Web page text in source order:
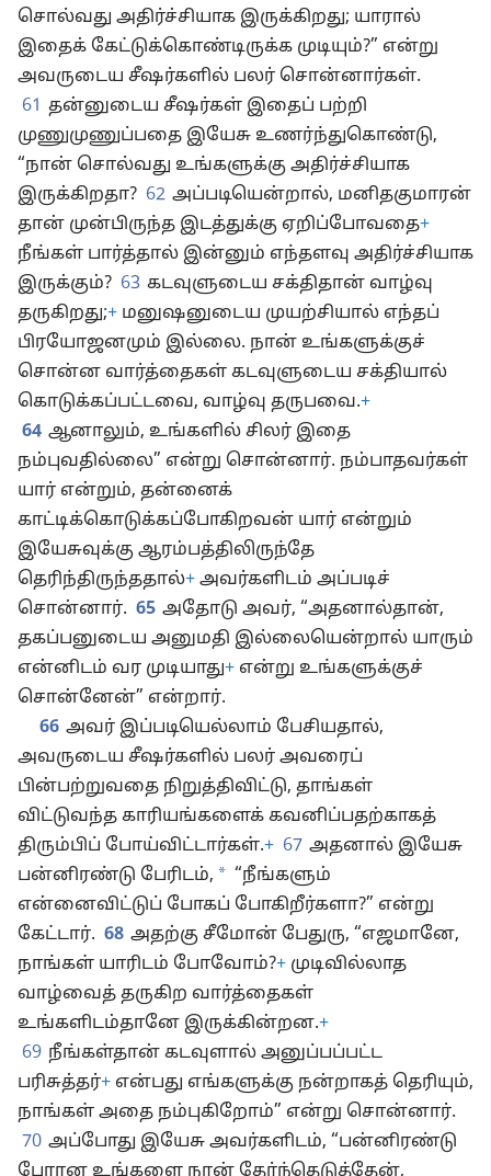
சொல்வது அதிர்ச்சியாக இருக்கிறது; யாரால்
இதைக் கேட்டுக்கொண்டிருக்க முடியும்?” என்று
அவருடைய சீஷர்களில் பலர் சொன்னார்கள்.
61 தன்னுடைய சீஷர்கள் இதைப் பற்றி
முணுமுணுப்பதை இயேசு உணர்ந்துகொண்டு,
“நான் சொல்வது உங்களுக்கு அதிர்ச்சியாக
இருக்கிறதா? 62 அப்படியென்றால், மனிதகுமாரன்
தான் முன்பிருந்த இடத்துக்கு ஏறிப்போவதை+
நீங்கள் பார்த்தால் இன்னும் எந்தளவு அதிர்ச்சியாக
இருக்கும்? 63 கடவுளுடைய சக்திதான் வாழ்வு
தருகிறது;+ மனுஷனுடைய முயற்சியால் எந்தப்
பிரயோஜனமும் இல்லை. நான் உங்களுக்குச்
சொன்ன வார்த்தைகள் கடவுளுடைய சக்தியால்
கொடுக்கப்பட்டவை, வாழ்வு தருபவை.+
64 ஆனாலும், உங்களில் சிலர் இதை
நம்புவதில்லை” என்று சொன்னார். நம்பாதவர்கள்
யார் என்றும், தன்னைக்
காட்டிக்கொடுக்கப்போகிறவன் யார் என்றும்
இயேசுவுக்கு ஆரம்பத்திலிருந்தே
தெரிந்திருந்ததால்+ அவர்களிடம் அப்படிச்
சொன்னார். 65 அதோடு அவர், “அதனால்தான்,
தகப்பனுடைய அனுமதி இல்லையென்றால் யாரும்
என்னிடம் வர முடியாது+ என்று உங்களுக்குச்
சொன்னேன்” என்றார்.
66 அவர் இப்படியெல்லாம் பேசியதால்,
அவருடைய சீஷர்களில் பலர் அவரைப்
பின்பற்றுவதை நிறுத்திவிட்டு, தாங்கள்
விட்டுவந்த காரியங்களைக் கவனிப்பதற்காகத்
திரும்பிப் போய்விட்டார்கள்.+ 67 அதனால் இயேசு
பன்னிரண்டு பேரிடம், * “நீங்களும்
என்னைவிட்டுப் போகப் போகிறீர்களா?” என்று
கேட்டார். 68 அதற்கு சீமோன் பேதுரு, “எஜமானே,
நாங்கள் யாரிடம் போவோம்?+ முடிவில்லாத
வாழ்வைத் தருகிற வார்த்தைகள்
உங்களிடம்தானே இருக்கின்றன.+
69 நீங்கள்தான் கடவுளால் அனுப்பப்பட்ட
பரிசுத்தர்+ என்பது எங்களுக்கு நன்றாகத் தெரியும்,
நாங்கள் அதை நம்புகிறோம்” என்று சொன்னார்.
70 அப்போது இயேசு அவர்களிடம், “பன்னிரண்டு
பேரான உங்களை நான் தேர்ந்தெடுத்தேன்,